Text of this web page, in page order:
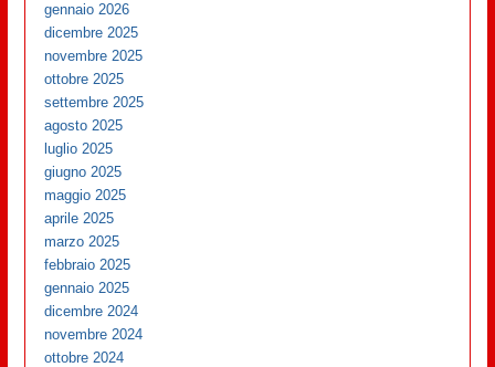
gennaio 2026
dicembre 2025
novembre 2025
ottobre 2025
settembre 2025
agosto 2025
luglio 2025
giugno 2025
maggio 2025
aprile 2025
marzo 2025
febbraio 2025
gennaio 2025
dicembre 2024
novembre 2024
ottobre 2024